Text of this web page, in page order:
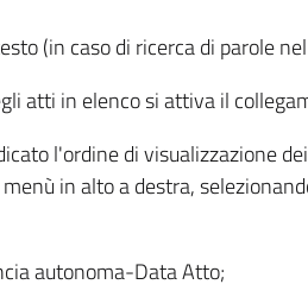
(in caso di ricerca di parole
atti in elenco si attiva il
l'ordine di visualizzazione
in alto a destra,
autonoma-Data Atto;